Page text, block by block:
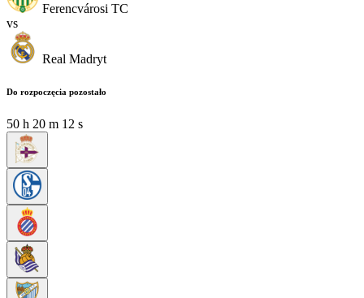
Ferencvárosi TC
vs
Real Madryt
Do rozpoczęcia pozostało
50 h 20 m 11 s